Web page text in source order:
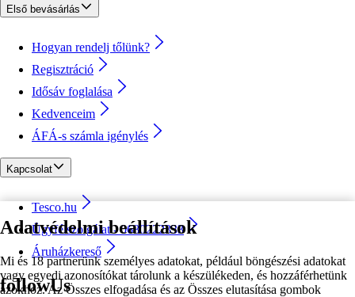
Adatvédelmi beállítások
Mi és 18 partnerünk személyes adatokat, például böngészési adatokat
vagy egyedi azonosítókat tárolunk a készülékeden, és hozzáférhetünk
azokhoz. Az Összes elfogadása és az Összes elutasítása gombok
Első bevásárlás
Hogyan rendelj tőlünk?
Regisztráció
Idősáv foglalása
Kedvenceim
ÁFÁ-s számla igénylés
Kapcsolat
Tesco.hu
Ügyfélszolgálat - 0680222333
Áruházkereső
followUs